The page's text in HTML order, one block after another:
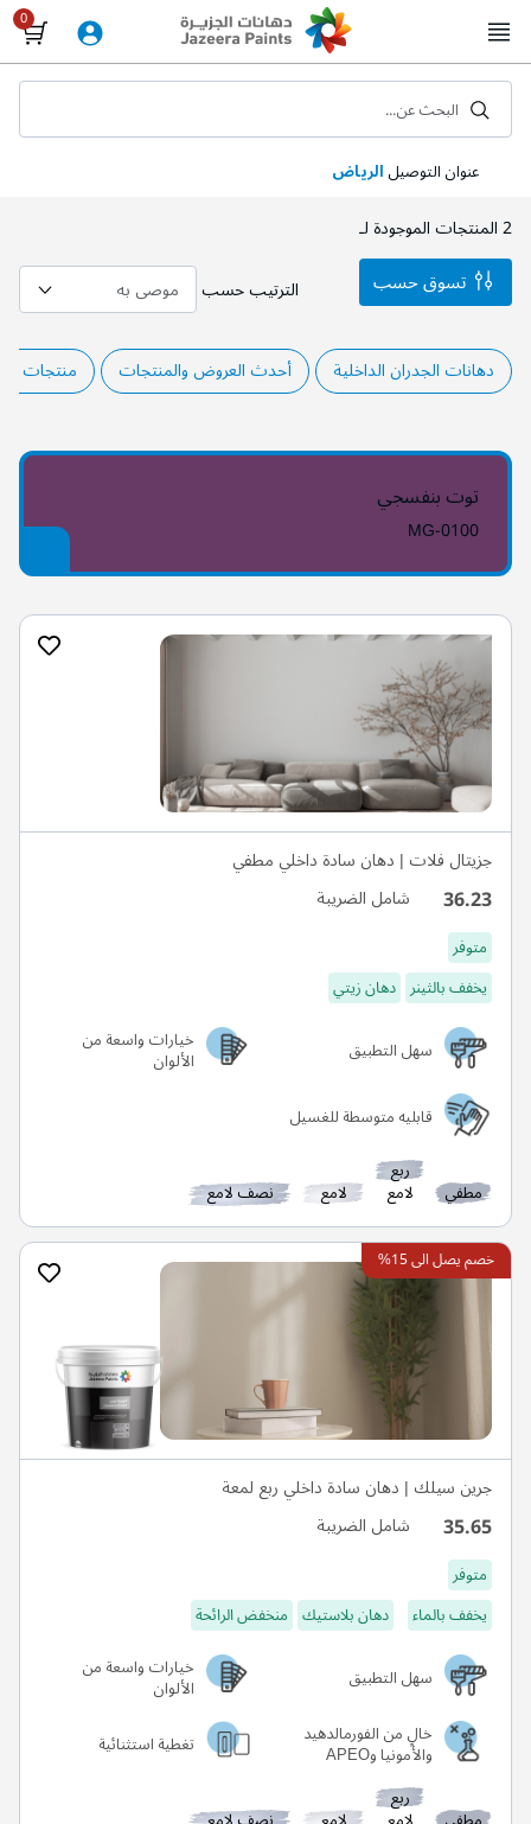
to
Content
عنوان التوصيلالرياض
البحث عن...
2المنتجات الموجودة لـ
الترتيب حسب
دهانات الجدران الداخلية أحدث العروض والمنتجات منتجات
توت بنفسجي
MG-0100
جزيتال فلات | دهان سادة داخلي مطفي
36.23 شامل الضريبة
متوفر
يخفف بالثينر دهان زيتي
سهل التطبيق
خيارات واسعة من
الألوان
قابليه متوسطة للغسيل
مطفي
ربع
لامع لامع نصف لامع
خصم يصل الى 15%
جرين سيلك | دهان سادة داخلي ربع لمعة
35.65 شامل الضريبة
متوفر
يخفف بالماء
دهان بلاستيك منخفض الرائحة
سهل التطبيق
خيارات واسعة من
الألوان
خالٍ من الفورمالدهيد
والأمونيا وAPEO تغطية استثنائية
ربع
تسوق حسب